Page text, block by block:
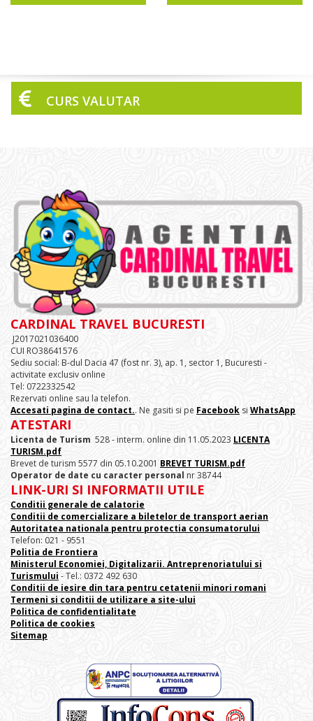
CURS VALUTAR
CARDINAL TRAVEL BUCURESTI
J2017021036400
CUI RO38641576
Sediu social: B-dul Dacia 47 (fost nr. 3), ap. 1, sector 1, Bucuresti -
activitate exclusiv online
Tel: 0722332542
Rezervati online sau la telefon.
Accesati pagina de contact.. Ne gasiti si pe Facebook si WhatsApp
ATESTARI
Licenta de Turism 528 - interm. online din 11.05.2023 LICENTA
TURISM.pdf
Brevet de turism 5577 din 05.10.2001 BREVET TURISM.pdf
Operator de date cu caracter personal nr 38744
LINK-URI SI INFORMATII UTILE
Conditii generale de calatorie
Conditii de comercializare a biletelor de transport aerian
Autoritatea nationala pentru protectia consumatorului
Telefon: 021 - 9551
Politia de Frontiera
Ministerul Economiei, Digitalizarii. Antreprenoriatului si
Turismului - Tel.: 0372 492 630
Conditii de iesire din tara pentru cetatenii minori romani
Termeni si conditii de utilizare a site-ului
Politica de confidentialitate
Politica de cookies
Sitemap